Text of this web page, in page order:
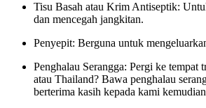
Tisu Basah atau Krim Antiseptik:
dan mencegah jangkitan.
Penyepit: Berguna untuk
Penghalau Serangga: Pergi ke tempat
atau Thailand? Bawa penghalau
berterima kasih kepada kami